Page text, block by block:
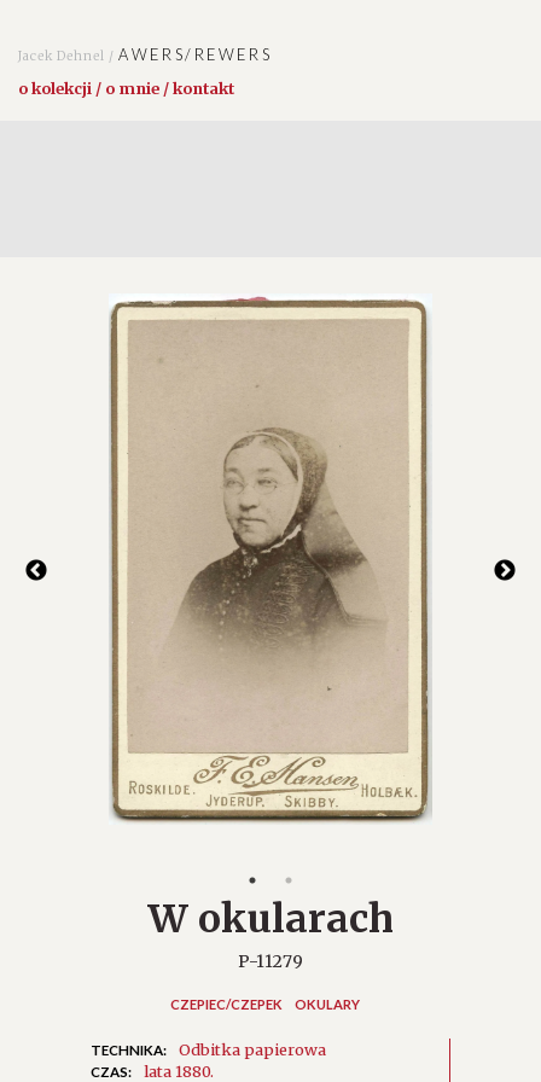
Jacek Dehnel /AWERS/REWERS
o kolekcji / o mnie / kontakt
W okularach
P-11279
CZEPIEC/CZEPEK OKULARY
TECHNIKA: Odbitka papierowa
CZAS: lata 1880.